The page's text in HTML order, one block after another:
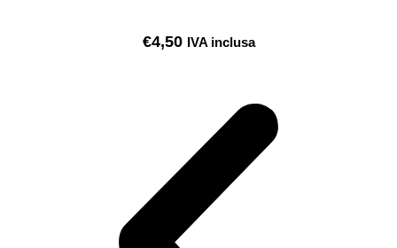
€4,50 IVA inclusa